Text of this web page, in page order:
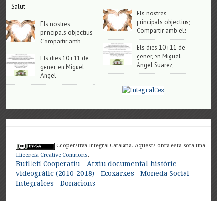
Salut
Els nostres
principals objectius;
Compartir amb
Els dies 10 i 11 de
gener, en Miguel
Angel
Els nostres
principals objectius;
Compartir amb els
Els dies 10 i 11 de
gener, en Miguel
Angel Suarez,
Cooperativa Integral Catalana. Aquesta obra està sota una
Llicència Creative Commons.
Butlletí Cooperatiu
Arxiu documental històric
videogràfic (2010-2018)
Ecoxarxes
Moneda Social-
Integralces
Donacions